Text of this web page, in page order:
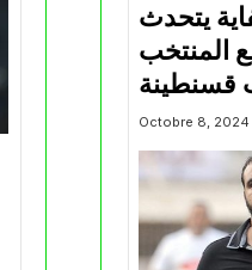
يتحدث
المنتخب
قسنطينة
Octobre 8, 2024